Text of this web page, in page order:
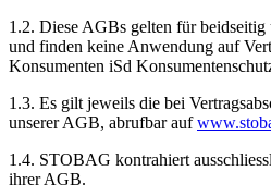
1.2. Diese AGBs gelten für beidseitig
und finden keine Anwendung auf
Konsumenten iSd
1.3. Es gilt jeweils die bei
unserer AGB, abrufbar auf
1.4. STOBAG kontrahiert
ihrer AGB.